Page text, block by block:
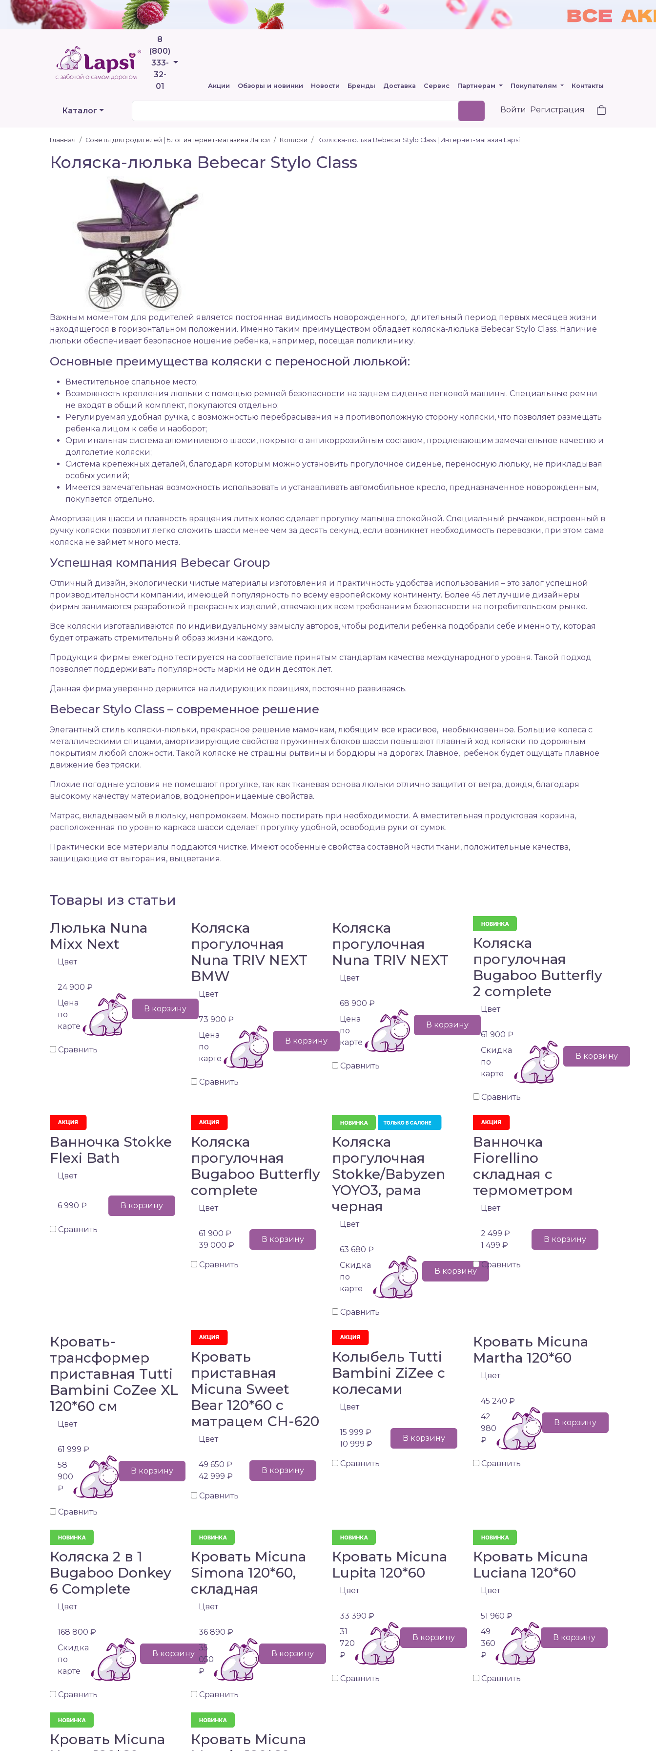
8
(800)
333-
32-
01
Телефоны
Акции Обзоры и новинки Новости Бренды Доставка Сервис Партнерам Покупателям Контакты
Каталог Войти Регистрация
Главная Советы для родителей | Блог интернет-магазина Лапси Коляски Коляска-люлька Bebecar Stylo Class | Интернет-магазин Lapsi
Коляска-люлька Bebecar Stylo Class
Важным моментом для родителей является постоянная видимость новорожденного, длительный период первых месяцев жизни
находящегося в горизонтальном положении. Именно таким преимуществом обладает коляска-люлька Bebecar Stylo Class. Наличие
люльки обеспечивает безопасное ношение ребенка, например, посещая поликлинику.
Основные преимущества коляски с переносной люлькой:
Вместительное спальное место;
Возможность крепления люльки с помощью ремней безопасности на заднем сиденье легковой машины. Специальные ремни
не входят в общий комплект, покупаются отдельно;
Регулируемая удобная ручка, с возможностью перебрасывания на противоположную сторону коляски, что позволяет размещать
ребенка лицом к себе и наоборот;
Оригинальная система алюминиевого шасси, покрытого антикоррозийным составом, продлевающим замечательное качество и
долголетие коляски;
Система крепежных деталей, благодаря которым можно установить прогулочное сиденье, переносную люльку, не прикладывая
особых усилий;
Имеется замечательная возможность использовать и устанавливать автомобильное кресло, предназначенное новорожденным,
покупается отдельно.
Амортизация шасси и плавность вращения литых колес сделает прогулку малыша спокойной. Специальный рычажок, встроенный в
ручку коляски позволит легко сложить шасси менее чем за десять секунд, если возникнет необходимость перевозки, при этом сама
коляска не займет много места.
Успешная компания Bebecar Group
Отличный дизайн, экологически чистые материалы изготовления и практичность удобства использования – это залог успешной
производительности компании, имеющей популярность по всему европейскому континенту. Более 45 лет лучшие дизайнеры
фирмы занимаются разработкой прекрасных изделий, отвечающих всем требованиям безопасности на потребительском рынке.
Все коляски изготавливаются по индивидуальному замыслу авторов, чтобы родители ребенка подобрали себе именно ту, которая
будет отражать стремительный образ жизни каждого.
Продукция фирмы ежегодно тестируется на соответствие принятым стандартам качества международного уровня. Такой подход
позволяет поддерживать популярность марки не один десяток лет.
Данная фирма уверенно держится на лидирующих позициях, постоянно развиваясь.
Bebecar Stylo Class – современное решение
Элегантный стиль коляски-люльки, прекрасное решение мамочкам, любящим все красивое, необыкновенное. Большие колеса с
металлическими спицами, амортизирующие свойства пружинных блоков шасси повышают плавный ход коляски по дорожным
покрытиям любой сложности. Такой коляске не страшны рытвины и бордюры на дорогах. Главное, ребенок будет ощущать плавное
движение без тряски.
Плохие погодные условия не помешают прогулке, так как тканевая основа люльки отлично защитит от ветра, дождя, благодаря
высокому качеству материалов, водонепроницаемые свойства.
Матрас, вкладываемый в люльку, непромокаем. Можно постирать при необходимости. А вместительная продуктовая корзина,
расположенная по уровню каркаса шасси сделает прогулку удобной, освободив руки от сумок.
Практически все материалы поддаются чистке. Имеют особенные свойства составной части ткани, положительные качества,
защищающие от выгорания, выцветания.
Товары из статьи
Люлька Nuna
Mixx Next
Цвет
24 900 ₽
Цена
по
карте
В корзину
Сравнить
Коляска
прогулочная
Nuna TRIV NEXT
BMW
Цвет
73 900 ₽
Цена
по
карте
В корзину
Сравнить
Коляска
прогулочная
Nuna TRIV NEXT
Цвет
68 900 ₽
Цена
по
карте
В корзину
Сравнить
Коляска
прогулочная
Bugaboo Butterfly
2 complete
Цвет
61 900 ₽
Cкидка
по
карте
В корзину
Сравнить
Ванночка Stokke
Flexi Bath
Цвет
6 990 ₽ В корзину
Сравнить
Коляска
прогулочная
Bugaboo Butterfly
complete
Цвет
61 900 ₽
39 000 ₽
В корзину
Сравнить
Коляска
прогулочная
Stokke/Babyzen
YOYO3, рама
черная
Цвет
63 680 ₽
Cкидка
по
карте
В корзину
Сравнить
Ванночка
Fiorellino
складная с
термометром
Цвет
2 499 ₽
1 499 ₽
В корзину
Сравнить
Кровать-
трансформер
приставная Tutti
Bambini CoZee XL
120*60 см
Цвет
61 999 ₽
58
900
₽
В корзину
Сравнить
Кровать
приставная
Micuna Sweet
Bear 120*60 с
матрацем CH-620
Цвет
49 650 ₽
42 999 ₽
В корзину
Сравнить
Колыбель Tutti
Bambini ZiZee с
колесами
Цвет
15 999 ₽
10 999 ₽
В корзину
Сравнить
Кровать Micuna
Martha 120*60
Цвет
45 240 ₽
42
980
₽
В корзину
Сравнить
Коляска 2 в 1
Bugaboo Donkey
6 Complete
Цвет
168 800 ₽
Cкидка
по
карте
В корзину
Сравнить
Кровать Micuna
Simona 120*60,
складная
Цвет
36 890 ₽
35
050
₽
В корзину
Сравнить
Кровать Micuna
Lupita 120*60
Цвет
33 390 ₽
31
720
₽
В корзину
Сравнить
Кровать Micuna
Luciana 120*60
Цвет
51 960 ₽
49
360
₽
В корзину
Сравнить
Кровать Micuna
Кровать Micuna